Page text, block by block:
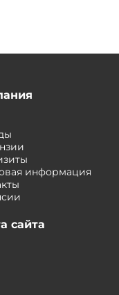
информация
сайта